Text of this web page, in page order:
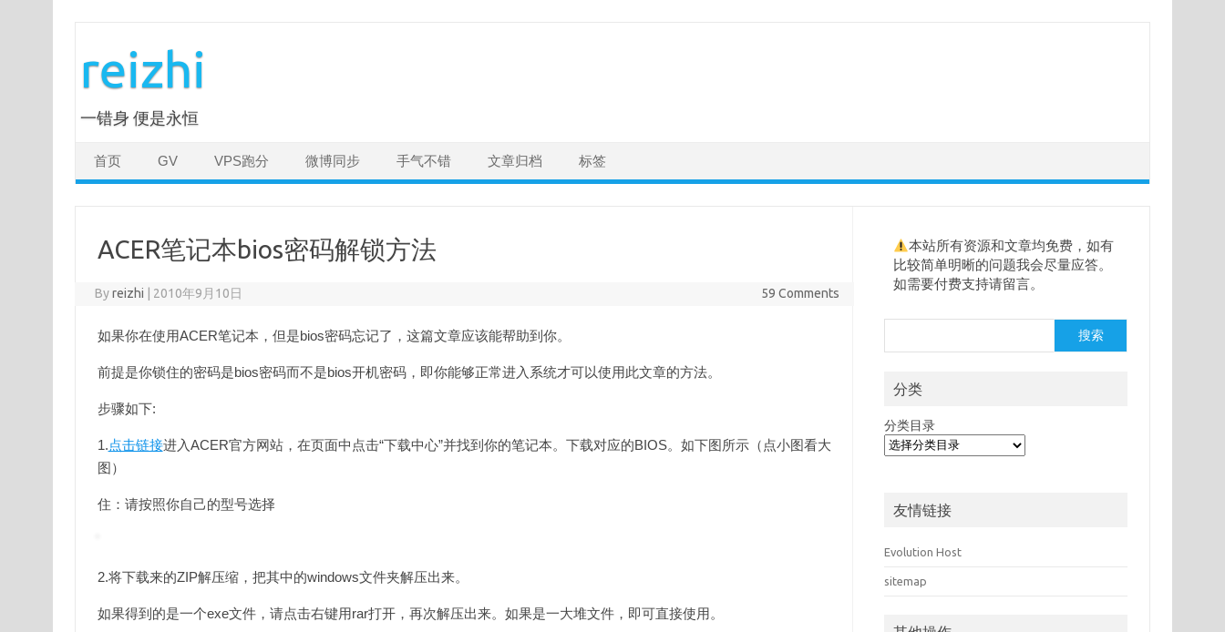
reizhi
一错身 便是永恒
首页 GV VPS跑分 微博同步 手气不错 文章归档 标签
ACER笔记本bios密码解锁方法
Byreizhi 2010年9月10日 59 Comments
如果你在使用ACER笔记本，但是bios密码忘记了，这篇文章应该能帮助到你。
前提是你锁住的密码是bios密码而不是bios开机密码，即你能够正常进入系统才可以使用此文章的方法。
步骤如下:
1.点击链接进入ACER官方网站，在页面中点击“下载中心”并找到你的笔记本。下载对应的BIOS。如下图所示（点小图看大
图）
住：请按照你自己的型号选择
2.将下载来的ZIP解压缩，把其中的windows文件夹解压出来。
如果得到的是一个exe文件，请点击右键用rar打开，再次解压出来。如果是一大堆文件，即可直接使用。
本站所有资源和文章均免费，如有
比较简单明晰的问题我会尽量应答。
如需要付费支持请留言。
索
搜索
分类
分类目录
友情链接
Evolution Host
sitemap